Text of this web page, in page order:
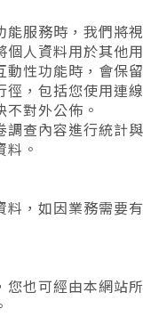
服務時，我們將
人資料用於其他
性功能時，會保
，包括您使用連
對外公佈。
查內容進行統計
。
，如因業務需要
也可經由本網站